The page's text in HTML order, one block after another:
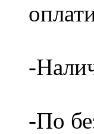
-
-По